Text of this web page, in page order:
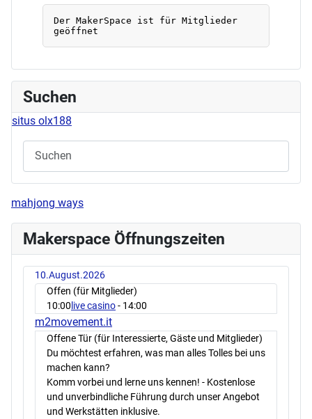
Suchen
situs olx188
mahjong ways
Makerspace Öffnungszeiten
10.August.2026
Offen (für Mitglieder)
10:00 live casino- 14:00
m2movement.it
Offene Tür (für Interessierte, Gäste und Mitglieder)
Du möchtest erfahren, was man alles Tolles bei uns
machen kann?
Komm vorbei und lerne uns kennen! - Kostenlose
und unverbindliche Führung durch unser Angebot
und Werkstätten inklusive.